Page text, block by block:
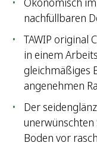
nachfüllbaren
TAWIP original
in einem
gleichmäßiges
angenehmen
Der
unerwünschten
Boden vor